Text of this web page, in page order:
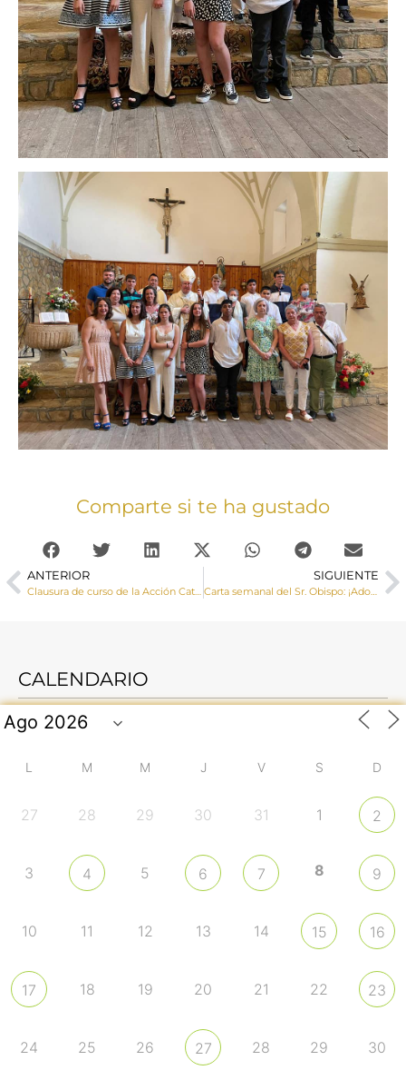
Comparte si te ha gustado
ANTERIOR SIGUIENTE
Carta semanal del Sr. Obispo: ¡Adorable misterio de amor y comunión!
CALENDARIO
L M M J V S D
27 28 29 30 31 1 2
3 4 5 6 7 8 9
10 11 12 13 14 15 16
17 18 19 20 21 22 23
24 25 26 27 28 29 30